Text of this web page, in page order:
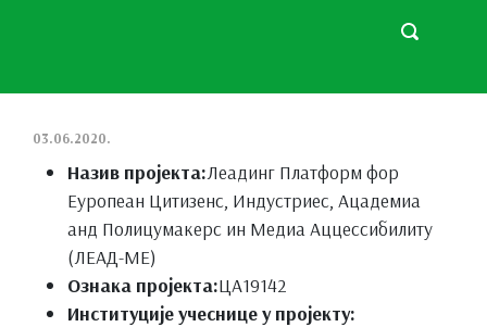
03.06.2020.
Назив пројекта:Леадинг Платформ фор
Еуропеан Цитизенс, Индустриес, Ацадемиа
анд Полицyмакерс ин Медиа Аццессибилитy
(ЛЕАД-МЕ)
Ознака пројекта:ЦА19142
Институције учеснице у пројекту: